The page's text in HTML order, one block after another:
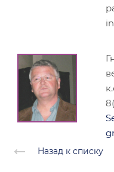
Назад к списку